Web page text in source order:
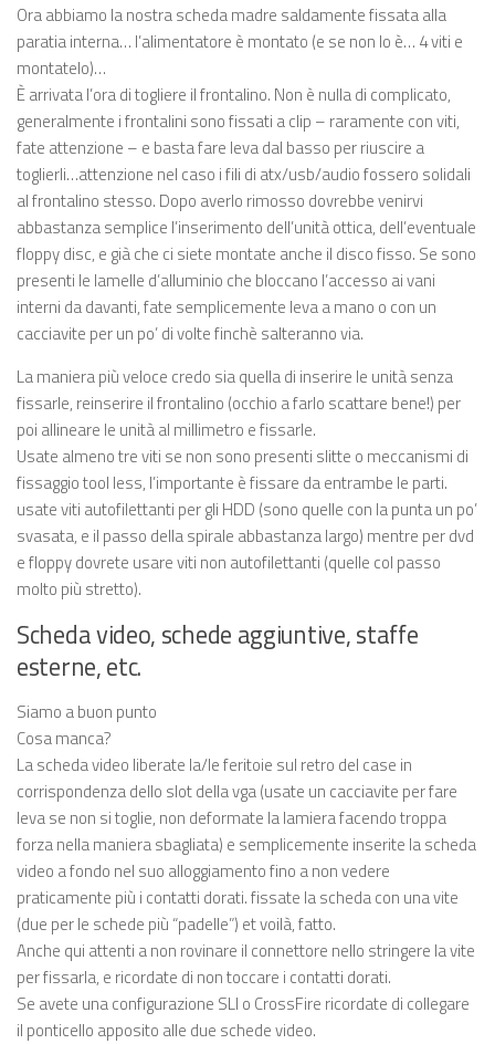
Ora abbiamo la nostra scheda madre saldamente fissata alla
paratia interna… l’alimentatore è montato (e se non lo è… 4 viti e
montatelo)…
È arrivata l’ora di togliere il frontalino. Non è nulla di complicato,
generalmente i frontalini sono fissati a clip – raramente con viti,
fate attenzione – e basta fare leva dal basso per riuscire a
toglierli…attenzione nel caso i fili di atx/usb/audio fossero solidali
al frontalino stesso. Dopo averlo rimosso dovrebbe venirvi
abbastanza semplice l’inserimento dell’unità ottica, dell’eventuale
floppy disc, e già che ci siete montate anche il disco fisso. Se sono
presenti le lamelle d’alluminio che bloccano l’accesso ai vani
interni da davanti, fate semplicemente leva a mano o con un
cacciavite per un po’ di volte finchè salteranno via.
La maniera più veloce credo sia quella di inserire le unità senza
fissarle, reinserire il frontalino (occhio a farlo scattare bene!) per
poi allineare le unità al millimetro e fissarle.
Usate almeno tre viti se non sono presenti slitte o meccanismi di
fissaggio tool less, l’importante è fissare da entrambe le parti.
usate viti autofilettanti per gli HDD (sono quelle con la punta un po’
svasata, e il passo della spirale abbastanza largo) mentre per dvd
e floppy dovrete usare viti non autofilettanti (quelle col passo
molto più stretto).
Scheda video, schede aggiuntive, staffe
esterne, etc.
Siamo a buon punto
Cosa manca?
La scheda video liberate la/le feritoie sul retro del case in
corrispondenza dello slot della vga (usate un cacciavite per fare
leva se non si toglie, non deformate la lamiera facendo troppa
forza nella maniera sbagliata) e semplicemente inserite la scheda
video a fondo nel suo alloggiamento fino a non vedere
praticamente più i contatti dorati. fissate la scheda con una vite
(due per le schede più “padelle”) et voilà, fatto.
Anche qui attenti a non rovinare il connettore nello stringere la vite
per fissarla, e ricordate di non toccare i contatti dorati.
Se avete una configurazione SLI o CrossFire ricordate di collegare
il ponticello apposito alle due schede video.